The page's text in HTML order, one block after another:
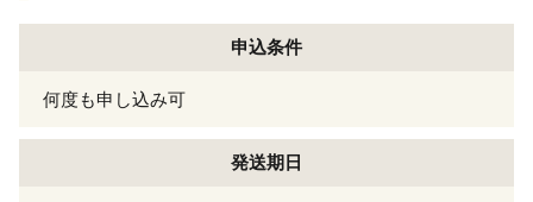
申込条件
何度も申し込み可
発送期日